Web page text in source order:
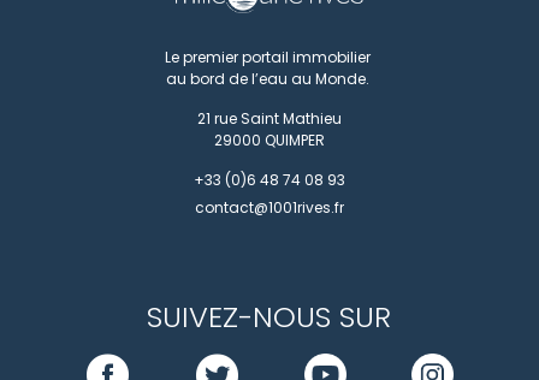
Le premier portail immobilier
au bord de l’eau au Monde.
21 rue Saint Mathieu
29000 QUIMPER
+33 (0)6 48 74 08 93
contact@1001rives.fr
SUIVEZ-NOUS SUR